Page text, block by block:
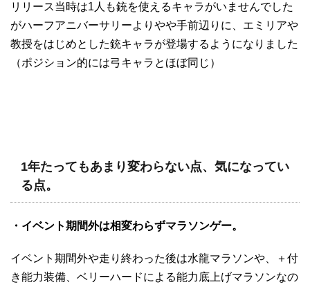
リリース当時は1人も銃を使えるキャラがいませんでした
がハーフアニバーサリーよりやや手前辺りに、エミリアや
教授をはじめとした銃キャラが登場するようになりました
（ポジション的には弓キャラとほぼ同じ）
1年たってもあまり変わらない点、気になってい
る点。
・イベント期間外は相変わらずマラソンゲー。
イベント期間外や走り終わった後は水龍マラソンや、＋付
き能力装備、ベリーハードによる能力底上げマラソンなの